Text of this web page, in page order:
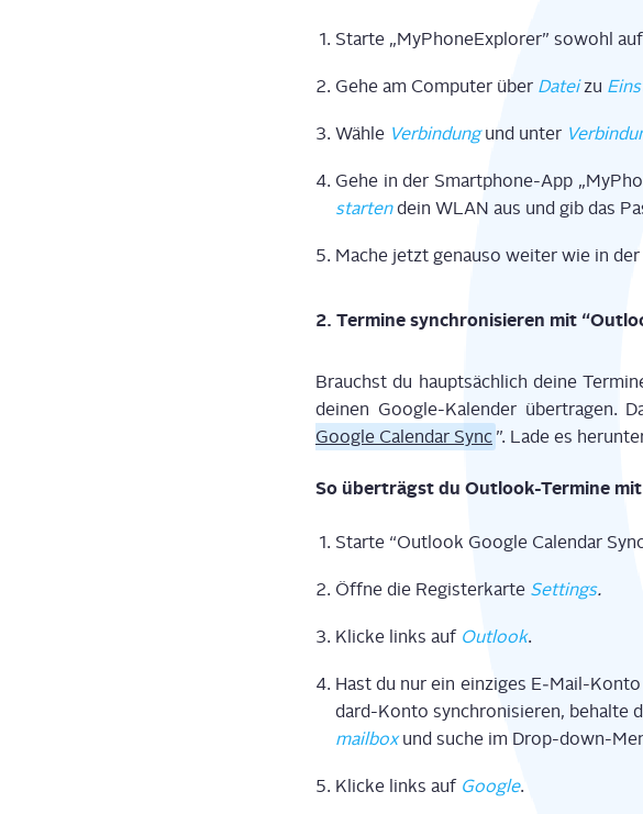
Star­te „MyPho­ne­Ex­plo­rer” sowohl
Gehe am Com­pu­ter über Datei zu
Wäh­le Ver­bin­dung und unter
Gehe in der Smart­phone-App
star­tendein WLAN aus und gib das
Mache jetzt genau­so wei­ter wie in
2. Ter­mi­ne syn­chro­ni­sie­ren mit
Brauchst du haupt­säch­lich dei­ne
dei­nen Goog­le-Kalen­der über­tra­gen.
Goog­le Calen­dar Sync ”. Lade es
So über­trägst du Out­look-Ter­mi­ne
Star­te “Out­look Goog­le Calen­dar
Öff­ne die Regis­ter­kar­te Set­tings.
Kli­cke links auf Out­look.
Hast du nur ein ein­zi­ges E‑Mail-
dard-Kon­to syn­chro­ni­sie­ren, behal­te
mail­boxund suche im Drop-down-
Kli­cke links auf Goog­le.